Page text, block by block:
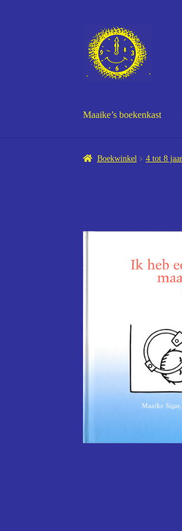
door
naar
navigatie
naar
de
inhoud
Maaike’s boekenkast
Maaike’s boekenkast
Boekwinkel 4 tot 8 jaar